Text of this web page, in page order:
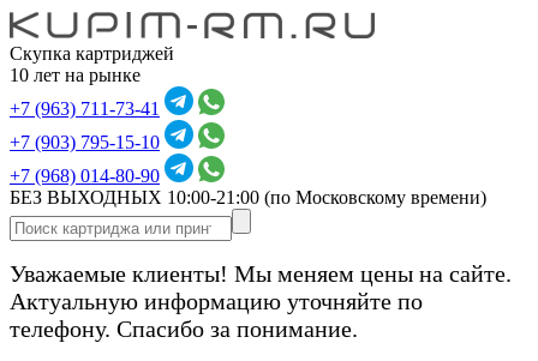
Скупка картриджей
10 лет на рынке
+7 (963) 711-73-41
+7 (903) 795-15-10
+7 (968) 014-80-90
БЕЗ ВЫХОДНЫХ 10:00-21:00 (по Московскому времени)
Уважаемые клиенты! Мы меняем цены на сайте.
Актуальную информацию уточняйте по
телефону. Спасибо за понимание.